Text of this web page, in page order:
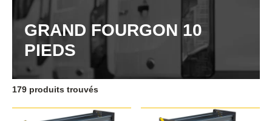
GRAND FOURGON 10
PIEDS
179 produits trouvés